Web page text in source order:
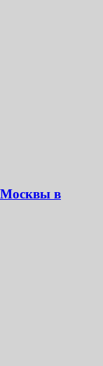
Москвы в